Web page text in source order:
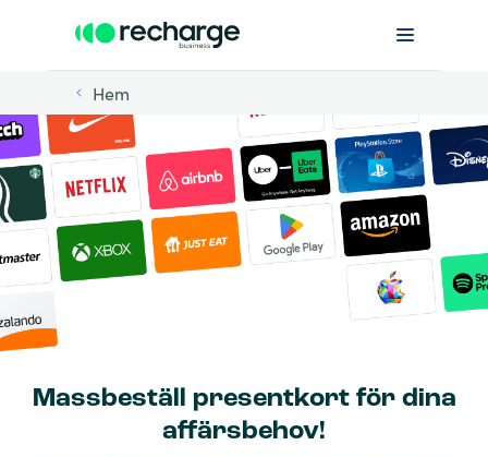
Hem
Massbeställ presentkort för dina
affärsbehov!